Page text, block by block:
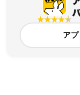
ア